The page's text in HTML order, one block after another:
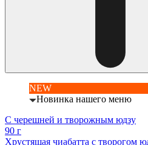
NEW
Новинка нашего меню
С черешней и творожным юдзу
90 г
Хрустящая чиабатта с творогом